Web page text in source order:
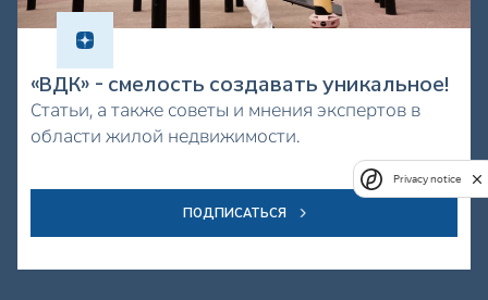
«ВДК» - смелость создавать уникальное!
Статьи, а также советы и мнения экспертов в
области жилой недвижимости.
ПОДПИСАТЬСЯ
Privacy notice